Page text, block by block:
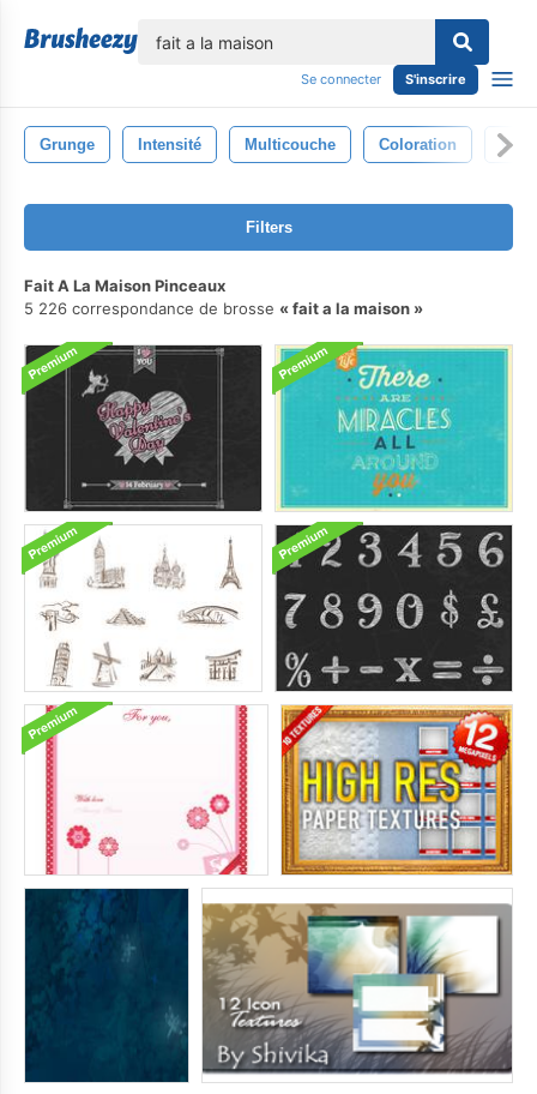
Se connecter S'inscrire
Grunge Intensité Multicouche Coloration
Filters
Fait A La Maison Pinceaux
5 226 correspondance de brosse
fait a la maison